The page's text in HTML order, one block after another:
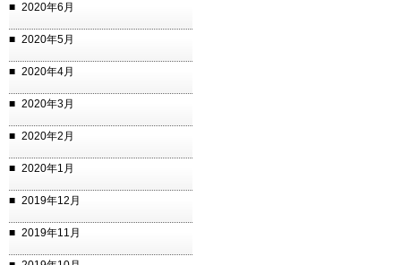
2020年6月
2020年5月
2020年4月
2020年3月
2020年2月
2020年1月
2019年12月
2019年11月